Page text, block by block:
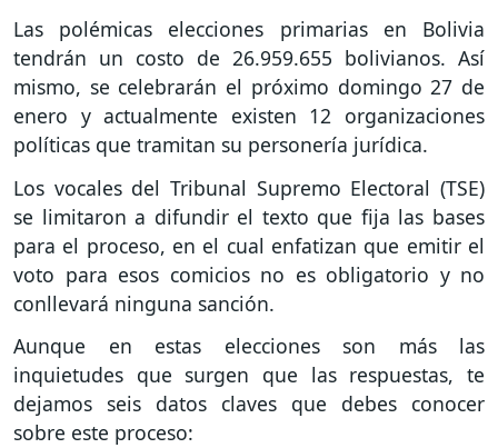
Las polémicas elecciones primarias en Bolivia
tendrán un costo de 26.959.655 bolivianos. Así
mismo, se celebrarán el próximo domingo 27 de
enero y actualmente existen 12 organizaciones
políticas que tramitan su personería jurídica.
Los vocales del Tribunal Supremo Electoral (TSE)
se limitaron a difundir el texto que fija las bases
para el proceso, en el cual enfatizan que emitir el
voto para esos comicios no es obligatorio y no
conllevará ninguna sanción.
Aunque en estas elecciones son más las
inquietudes que surgen que las respuestas, te
dejamos seis datos claves que debes conocer
sobre este proceso: